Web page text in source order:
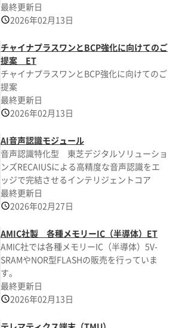
最終更新日
2026年02月13日
チャイナプラスワンとBCP強化に向けてのご
提案 ET
チャイナプラスワンとBCP強化に向けてのご
提案
最終更新日
2026年02月13日
AI音声認識モジュール
音声認識特化型 東芝デジタルソリューショ
ンズRECAIUSによる高精度な音声認識をエ
ッジで完結させるインテリジェントコア
最終更新日
2026年02月27日
AMIC社製 各種メモリーIC（半導体）ET
AMIC社では各種メモリーIC（半導体）5V-
SRAMやNOR型FLASHの販売を行っていま
す。
最終更新日
2026年02月13日